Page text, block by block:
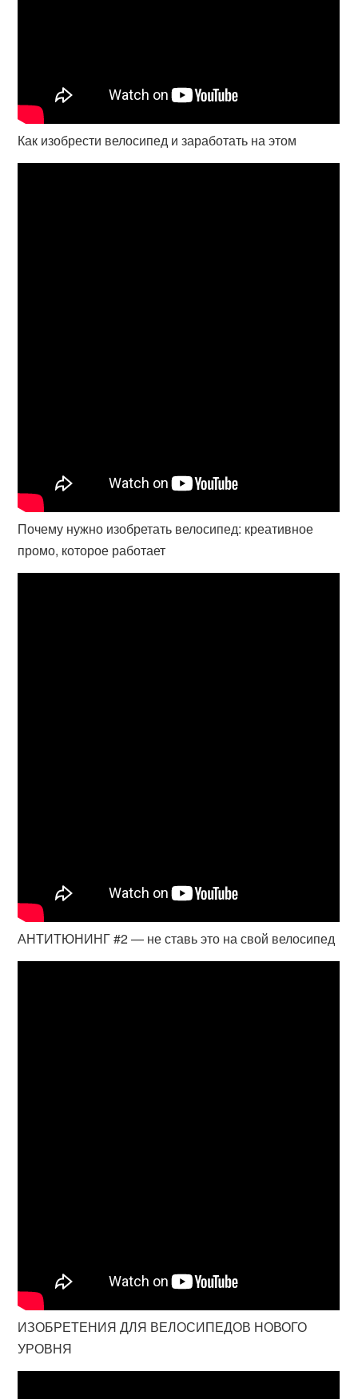
Как изобрести велосипед и заработать на этом
Почему нужно изобретать велосипед: креативное
промо, которое работает
АНТИТЮНИНГ #2 — не ставь это на свой велосипед
ИЗОБРЕТЕНИЯ ДЛЯ ВЕЛОСИПЕДОВ НОВОГО
УРОВНЯ